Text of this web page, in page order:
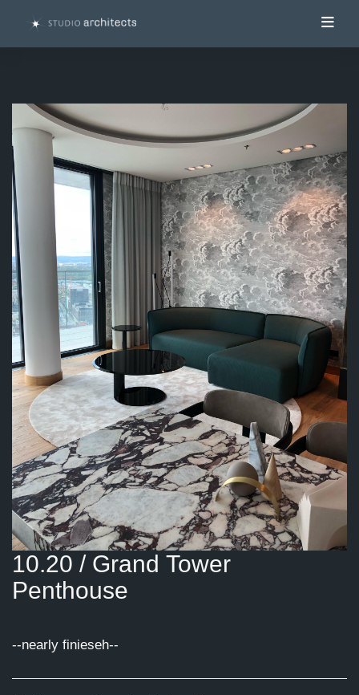
10.20 / Grand Tower
Penthouse
--nearly finieseh--